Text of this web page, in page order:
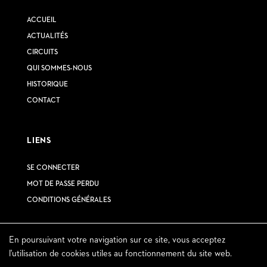
En poursuivant votre navigation sur ce site, vous acceptez
l'utilisation de cookies utiles au fonctionnement du site web.
ACCUEIL
ACTUALITÉS
CIRCUITS
QUI SOMMES-NOUS
HISTORIQUE
CONTACT
LIENS
SE CONNECTER
MOT DE PASSE PERDU
CONDITIONS GÉNÉRALES
INSCRIVEZ-VOUS À NOTRE NEWSLETTER